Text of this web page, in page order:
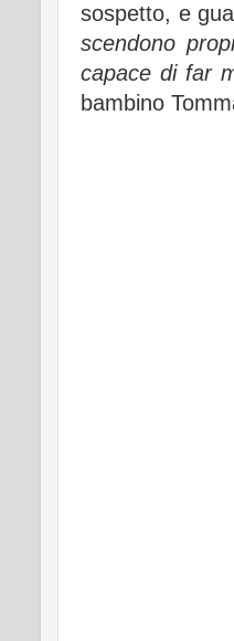
sospetto, e
scendono
capace di far
bambino